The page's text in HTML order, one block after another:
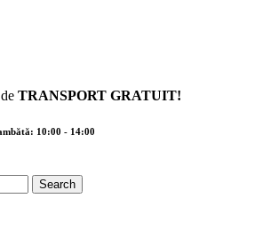
TRANSPORT GRATUIT!
10:00 - 14:00
Search